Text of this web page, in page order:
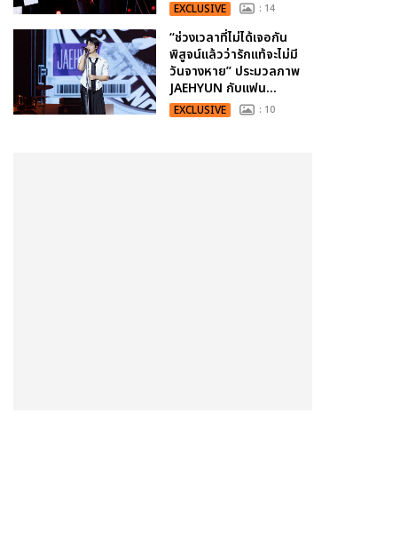
EXCLUSIVE : 14
“ช่วงเวลาที่ไม่ได้เจอกัน
พิสูจน์แล้วว่ารักแท้จะไม่มี
วันจางหาย” ประมวลภาพ
JAEHYUN กับแฟน...
EXCLUSIVE : 10